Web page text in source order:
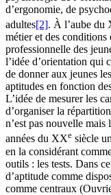
d’ergonomie, de
adultes[2]. À l’aube du
métier et des
professionnelle des
l’idée d’orientation qui
de donner aux jeunes
aptitudes en fonction
L’idée de mesurer les
d’organiser la
n’est pas nouvelle
années du XXe siècle
en la considérant
outils : les tests. Dans
d’aptitude comme
comme centraux